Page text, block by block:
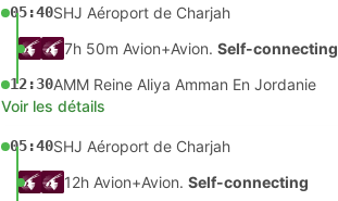
05:40SHJ Aéroport de Charjah
7h 50m Avion+Avion. Self-connecting
12:30AMM Reine Aliya Amman En Jordanie
Voir les détails
05:40SHJ Aéroport de Charjah
12h Avion+Avion. Self-connecting